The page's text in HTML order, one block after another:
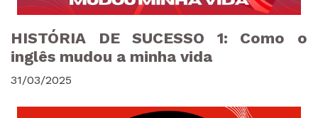
HISTÓRIA DE SUCESSO 1: Como o
inglês mudou a minha vida
31/03/2025